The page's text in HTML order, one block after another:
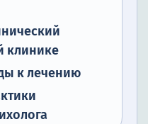
клинике
к лечению